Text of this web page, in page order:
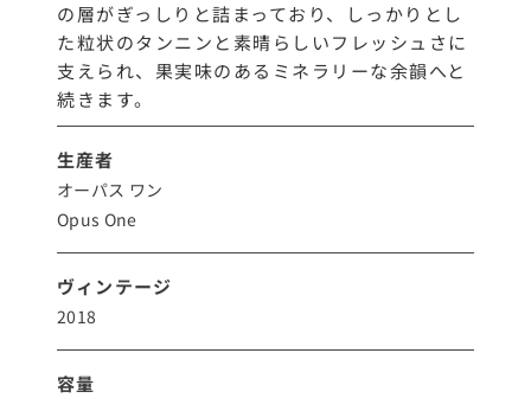
の層がぎっしりと詰まっており、しっかりとし
た粒状のタンニンと素晴らしいフレッシュさに
支えられ、果実味のあるミネラリーな余韻へと
続きます。
生産者
オーパス ワン
Opus One
ヴィンテージ
2018
容量